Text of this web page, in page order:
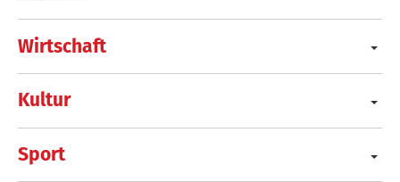
Wirtschaft
Kultur
Sport